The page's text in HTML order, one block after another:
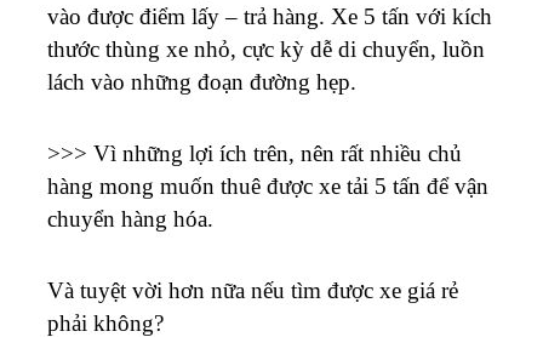
vào được điểm lấy – trả hàng. Xe 5 tấn với kích
thước thùng xe nhỏ, cực kỳ dễ di chuyển, luồn
lách vào những đoạn đường hẹp.
>>> Vì những lợi ích trên, nên rất nhiều chủ
hàng mong muốn thuê được xe tải 5 tấn để vận
chuyển hàng hóa.
Và tuyệt vời hơn nữa nếu tìm được xe giá rẻ
phải không?